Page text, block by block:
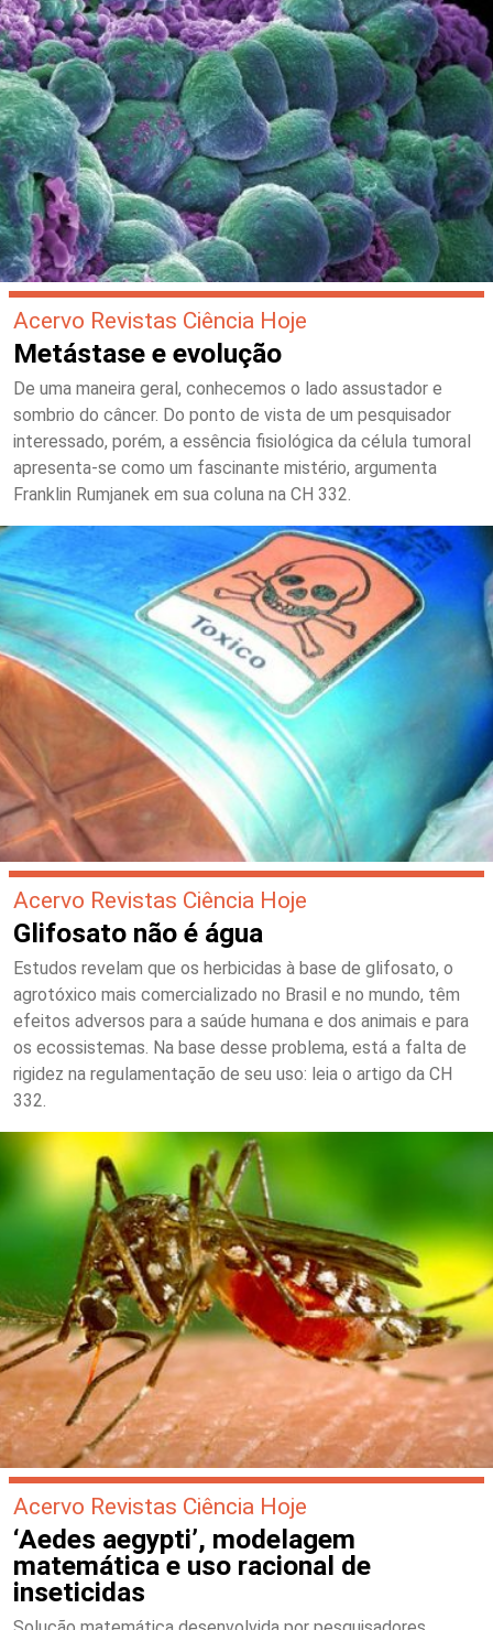
Acervo Revistas Ciência Hoje
Metástase e evolução
De uma maneira geral, conhecemos o lado assustador e
sombrio do câncer. Do ponto de vista de um pesquisador
interessado, porém, a essência fisiológica da célula tumoral
apresenta-se como um fascinante mistério, argumenta
Franklin Rumjanek em sua coluna na CH 332.
Acervo Revistas Ciência Hoje
Glifosato não é água
Estudos revelam que os herbicidas à base de glifosato, o
agrotóxico mais comercializado no Brasil e no mundo, têm
efeitos adversos para a saúde humana e dos animais e para
os ecossistemas. Na base desse problema, está a falta de
rigidez na regulamentação de seu uso: leia o artigo da CH
332.
Acervo Revistas Ciência Hoje
‘Aedes aegypti’, modelagem
matemática e uso racional de
inseticidas